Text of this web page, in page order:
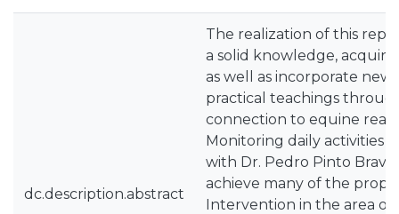
dc.description.abstract
The realization of this
a solid knowledge,
as well as incorporate
practical teachings
connection to equine
Monitoring daily activities
with Dr. Pedro Pinto
achieve many of the
Intervention in the area of